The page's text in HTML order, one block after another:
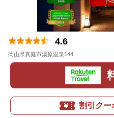
4.6
岡山県真庭市湯原温泉144
割引クー